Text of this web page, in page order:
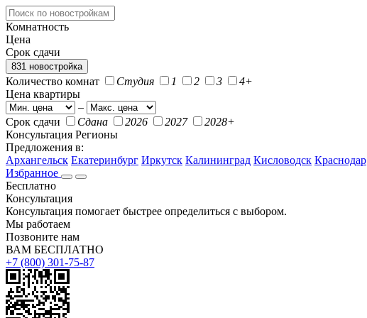
Комнатность
Цена
Срок сдачи
831 новостройка
Количество комнат Студия 1 2 3
4+
Цена квартиры
–
Срок сдачи
Сдана 2026 2027
2028+
Консультация Регионы
Предложения в:
Архангельск Екатеринбург Иркутск Калининград Кисловодск Краснодар
Избранное
Бесплатно
Консультация
Консультация помогает быстрее определиться с выбором.
Мы работаем
Позвоните нам
ВАМ БЕСПЛАТНО
+7 (800) 301-75-87